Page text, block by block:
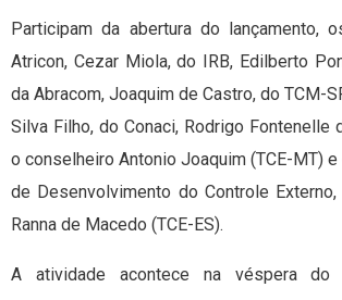
Participam da abertura do lançamento,
Atricon, Cezar Miola, do IRB, Edilberto
da Abracom, Joaquim de Castro, do TCM-
Silva Filho, do Conaci, Rodrigo Fontenelle
o conselheiro Antonio Joaquim (TCE-MT)
de Desenvolvimento do Controle
Ranna de Macedo (TCE-ES).
A atividade acontece na véspera